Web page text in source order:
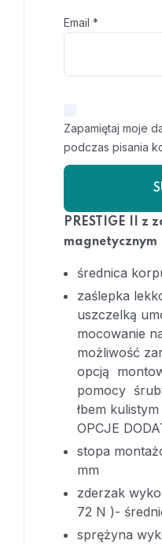
Email *
Zapamiętaj moje
podczas pisania
PRESTIGE II z
magnetycznym
średnica
zaślepka
uszczelką
mocowanie
możliwość
opcją
pomocy
łbem
OPCJE
stopa
mm
zderzak
72 N )-
sprężyna